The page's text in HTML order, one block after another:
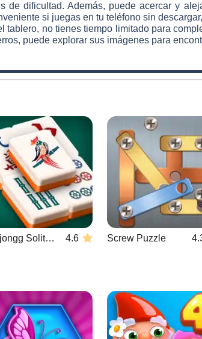
de dificultad. Además, puede acercar y
si juegas en tu teléfono sin
tablero, no tienes tiempo limitado para
puede explorar sus imágenes para
Mahjongg Solitaire 4.6 Screw Puzzle